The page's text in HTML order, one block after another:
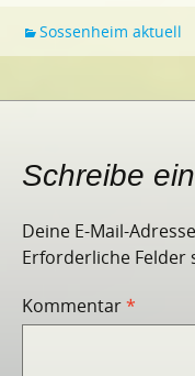
Sossenheim aktuell
Schreibe
Deine E-Mail-
Erforderliche Felder
Kommentar*